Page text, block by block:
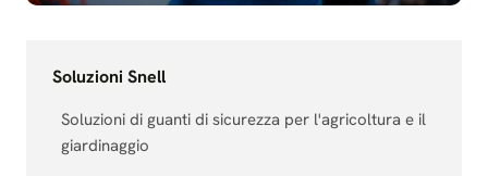
Soluzioni Snell
Soluzioni di guanti di sicurezza per l'agricoltura e il
giardinaggio